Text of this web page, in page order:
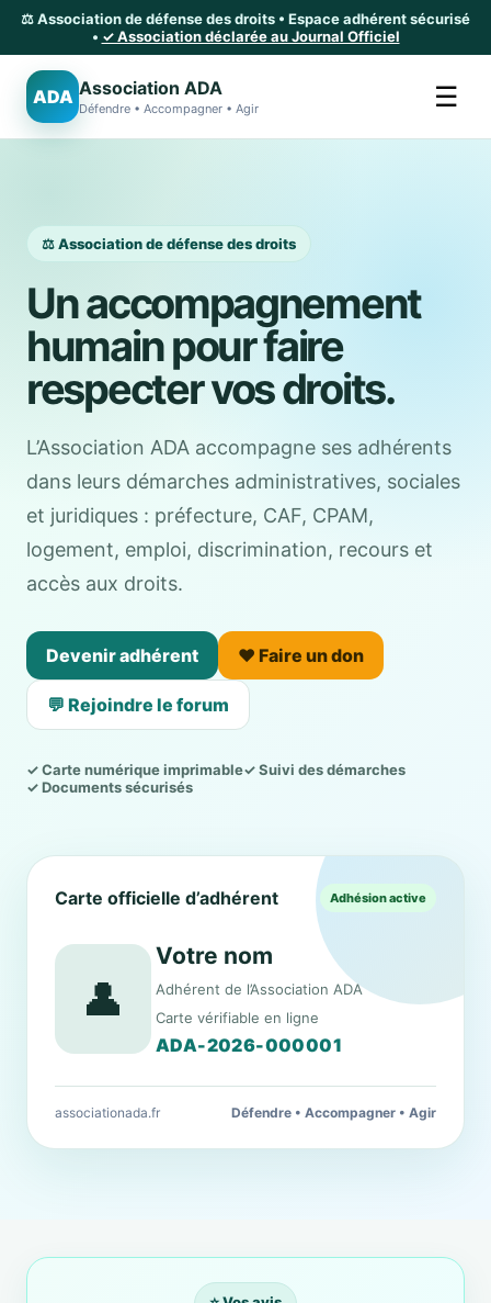
⚖️ Association de défense des droits • Espace adhérent sécurisé
• ✓ Association déclarée au Journal Officiel
ADA Association ADA
Défendre • Accompagner • Agir ☰
⚖️ Association de défense des droits
Un accompagnement
humain pour faire
respecter vos droits.
L’Association ADA accompagne ses adhérents
dans leurs démarches administratives, sociales
et juridiques : préfecture, CAF, CPAM,
logement, emploi, discrimination, recours et
accès aux droits.
Devenir adhérent ❤️ Faire un don
💬 Rejoindre le forum
✓ Carte numérique imprimable✓ Suivi des démarches
✓ Documents sécurisés
Carte officielle d’adhérent Adhésion active
👤
Votre nom
Adhérent de l’Association ADA
Carte vérifiable en ligne
ADA-2026-000001
associationada.fr Défendre • Accompagner • Agir